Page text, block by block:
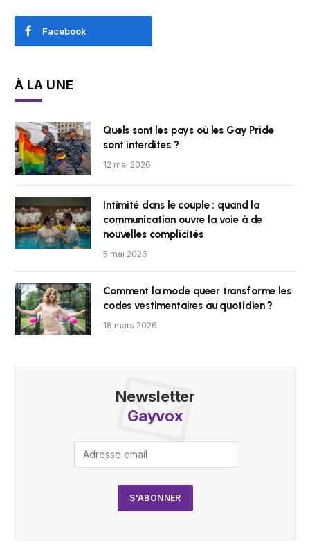
Facebook
À LA UNE
Quels sont les pays où les Gay Pride
sont interdites ?
12 mai 2026
Intimité dans le couple : quand la
communication ouvre la voie à de
nouvelles complicités
5 mai 2026
Comment la mode queer transforme les
codes vestimentaires au quotidien ?
18 mars 2026
Newsletter
Gayvox